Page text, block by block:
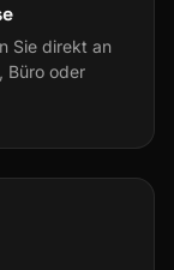
Sie direkt an
Büro oder